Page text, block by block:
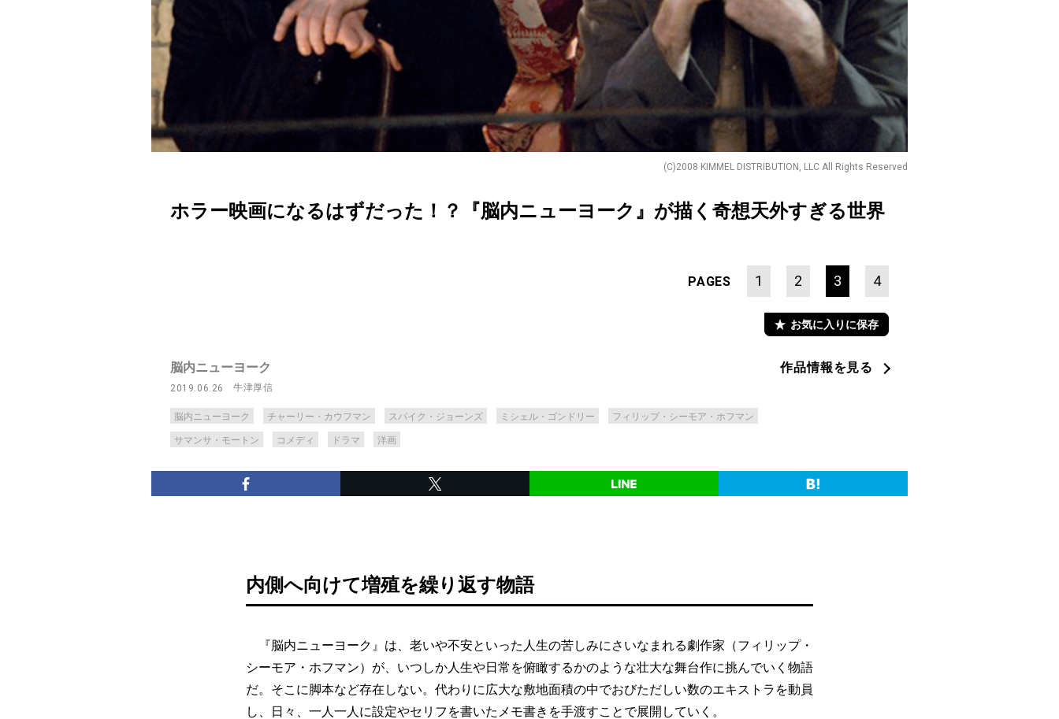
(C)2008 KIMMEL DISTRIBUTION, LLC All Rights Reserved
ホラー映画になるはずだった！？『脳内ニューヨーク』が描く奇想天外すぎる世界
PAGES 1 2 3 4
お気に入りに保存
脳内ニューヨーク
2019.06.26 牛津厚信
脳内ニューヨーク チャーリー・カウフマン スパイク・ジョーンズ ミシェル・ゴンドリー フィリップ・シーモア・ホフマン
サマンサ・モートン コメディ ドラマ 洋画
作品情報を見る
内側へ向けて増殖を繰り返す物語
『脳内ニューヨーク』は、老いや不安といった人生の苦しみにさいなまれる劇作家（フィリップ・
シーモア・ホフマン）が、いつしか人生や日常を俯瞰するかのような壮大な舞台作に挑んでいく物語
だ。そこに脚本など存在しない。代わりに広大な敷地面積の中でおびただしい数のエキストラを動員
し、日々、一人一人に設定やセリフを書いたメモ書きを手渡すことで展開していく。